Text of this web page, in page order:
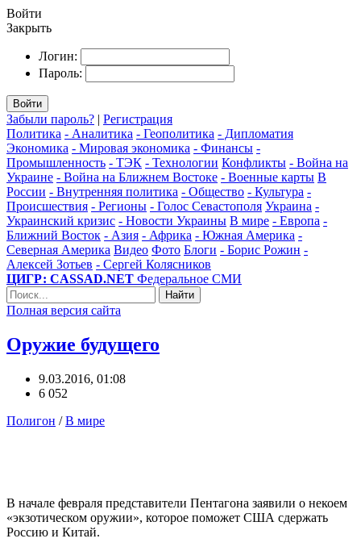
Войти
Закрыть
Логин:
Пароль:
Войти
Забыли пароль? | Регистрация
Политика - Аналитика - Геополитика - Дипломатия
Экономика - Мировая экономика - Финансы -
Промышленность - ТЭК - Технологии Конфликты - Война на
Украине - Война на Ближнем Востоке - Военные карты В
России - Внутренняя политика - Общество - Культура -
Происшествия - Регионы - Голос Севастополя Украина -
Украинский кризис - Новости Украины В мире - Европа -
Ближний Восток - Азия - Африка - Южная Америка -
Северная Америка Видео Фото Блоги - Борис Рожин -
Алексей Зотьев - Сергей Колясников
ЦИГР: CASSAD.NET Федеральное СМИ
Найти
Полная версия сайта
Оружие будущего
9.03.2016, 01:08
6 052
Полигон /В мире
В начале февраля представители Пентагона заявили о некоем
«экзотическом оружии», которое поможет США сдержать
Россию и Китай.